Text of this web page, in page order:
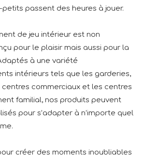
passent des heures à jouer.
de jeu intérieur est non
pour le plaisir mais aussi pour la
à une variété
intérieurs tels que les garderies,
centres commerciaux et les centres
familial, nos produits peuvent
pour s’adapter à n’importe quel
créer des moments inoubliables